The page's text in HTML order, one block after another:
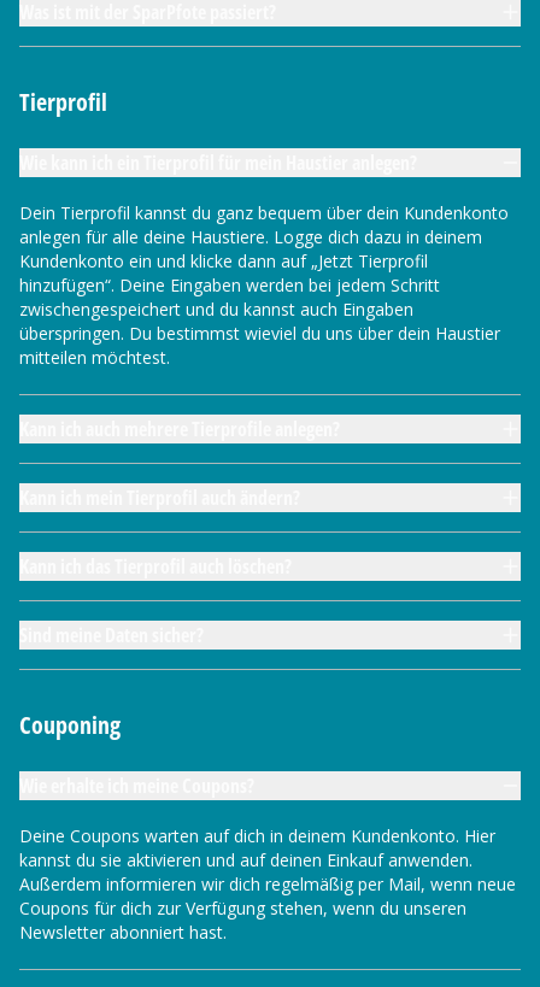
Tierprofil
Dein Tierprofil kannst du ganz bequem über dein Kundenkonto
anlegen für alle deine Haustiere. Logge dich dazu in deinem
Kundenkonto ein und klicke dann auf „Jetzt Tierprofil
hinzufügen“. Deine Eingaben werden bei jedem Schritt
zwischengespeichert und du kannst auch Eingaben
überspringen. Du bestimmst wieviel du uns über dein Haustier
mitteilen möchtest.
Couponing
Deine Coupons warten auf dich in deinem Kundenkonto. Hier
kannst du sie aktivieren und auf deinen Einkauf anwenden.
Außerdem informieren wir dich regelmäßig per Mail, wenn neue
Coupons für dich zur Verfügung stehen, wenn du unseren
Newsletter abonniert hast.